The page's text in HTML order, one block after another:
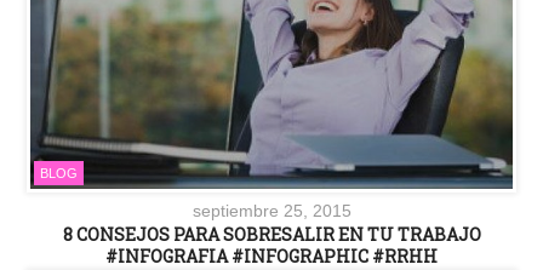
BLOG
septiembre 25, 2015
8 CONSEJOS PARA SOBRESALIR EN TU TRABAJO
#INFOGRAFIA #INFOGRAPHIC #RRHH